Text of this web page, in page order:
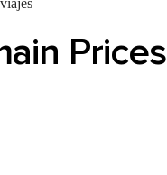
Prices